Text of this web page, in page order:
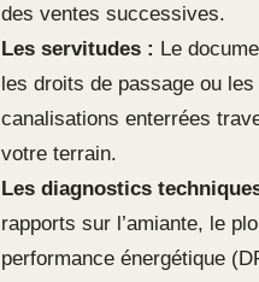
des ventes successives.
Les servitudes : Le
les droits de passage ou les
canalisations enterrées
votre terrain.
Les diagnostics
rapports sur l’amiante, le
performance énergétique